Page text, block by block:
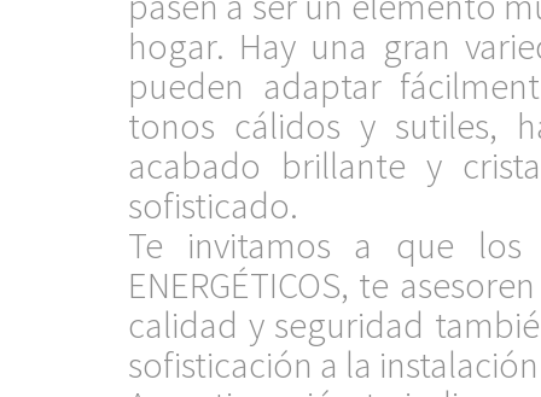
hogar. Hay una gran
pueden adaptar
tonos cálidos y sutiles,
acabado brillante y
sofisticado.
Te invitamos a que los
ENERGÉTICOS, te
calidad y seguridad
sofisticación a la